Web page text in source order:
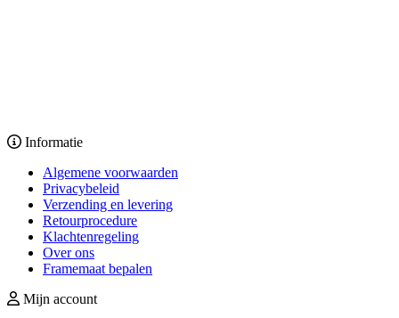
Informatie
Algemene voorwaarden
Privacybeleid
Verzending en levering
Retourprocedure
Klachtenregeling
Over ons
Framemaat bepalen
Mijn account